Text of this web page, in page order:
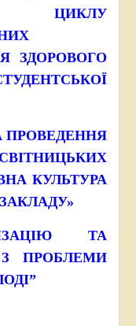
ЦИКЛУ
ЗДОРОВОГО
ПРОВЕДЕННЯ
КУЛЬТУРА
ТА
З ПРОБЛЕМИ